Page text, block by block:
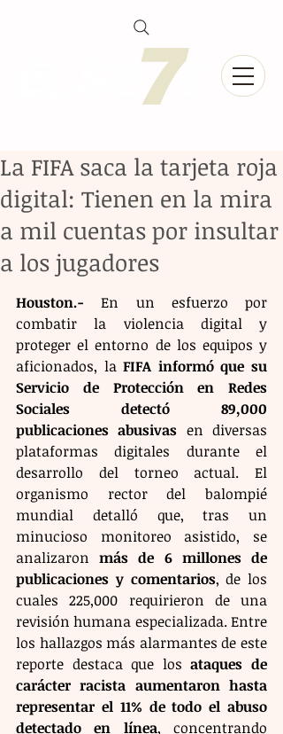
La FIFA saca la tarjeta roja
digital: Tienen en la mira
a mil cuentas por insultar
a los jugadores
Houston.- En un esfuerzo por
combatir la violencia digital y
proteger el entorno de los equipos y
aficionados, la FIFA informó que su
Servicio de Protección en Redes
Sociales detectó 89,000
publicaciones abusivas en diversas
plataformas digitales durante el
desarrollo del torneo actual. El
organismo rector del balompié
mundial detalló que, tras un
minucioso monitoreo asistido, se
analizaron más de 6 millones de
publicaciones y comentarios, de los
cuales 225,000 requirieron de una
revisión humana especializada. Entre
los hallazgos más alarmantes de este
reporte destaca que los ataques de
carácter racista aumentaron hasta
representar el 11% de todo el abuso
detectado en línea, concentrando